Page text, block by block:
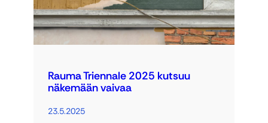
Rauma Triennale 2025 kutsuu
näkemään vaivaa
23.5.2025